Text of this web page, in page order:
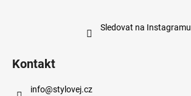
Sledovat na Instagramu
Kontakt
info@stylovej.cz